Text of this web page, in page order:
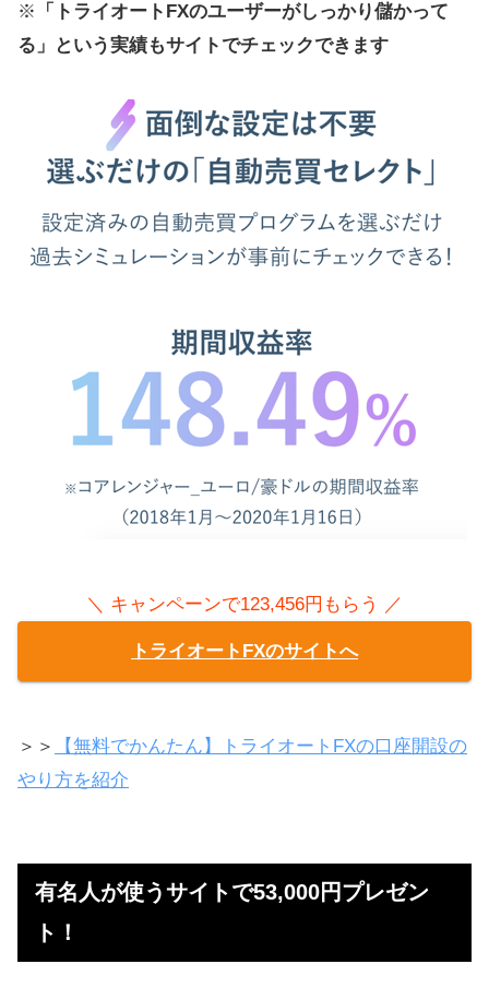
※
「トライオートFXのユーザーがしっかり儲かって
る」という実績もサイトでチェックできます
＼ キャンペーンで123,456円もらう ／
トライオートFXのサイトへ
＞＞
【無料でかんたん】トライオートFXの口座開設の
やり方を紹介
有名人が使うサイトで53,000円プレゼン
ト！